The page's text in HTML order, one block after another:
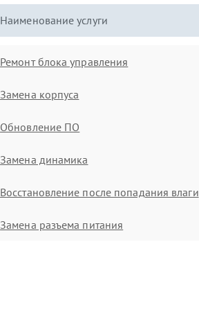
Наименование услуги
Ремонт блока управления
Замена корпуса
Обновление ПО
Замена динамика
Восстановление после попадания влаги
Замена разъема питания